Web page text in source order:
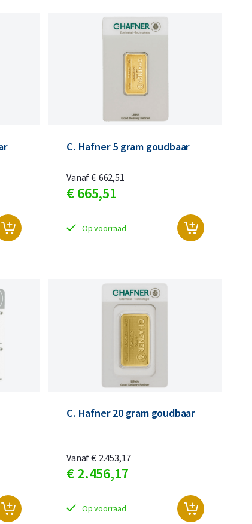
C. Hafner 5 gram goudbaar
€665,51
Vanaf€ 662,51
Op voorraad
C. Hafner 20 gram goudbaar
€2.456,17
Vanaf€ 2.453,17
Op voorraad